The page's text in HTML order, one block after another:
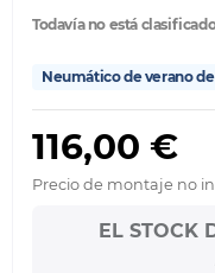
Todavía no está
Neumático de verano
116,00 €
Precio de montaje no
EL STOCK